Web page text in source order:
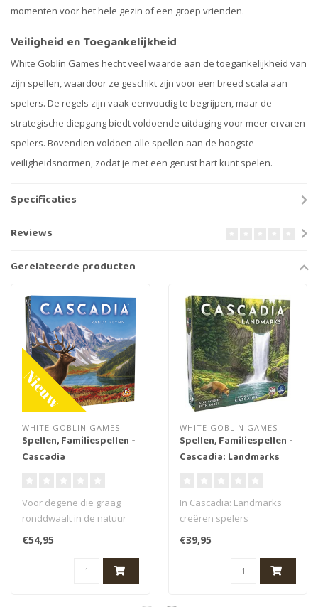
momenten voor het hele gezin of een groep vrienden.
Veiligheid en Toegankelijkheid
White Goblin Games hecht veel waarde aan de toegankelijkheid van
zijn spellen, waardoor ze geschikt zijn voor een breed scala aan
spelers. De regels zijn vaak eenvoudig te begrijpen, maar de
strategische diepgang biedt voldoende uitdaging voor meer ervaren
spelers. Bovendien voldoen alle spellen aan de hoogste
veiligheidsnormen, zodat je met een gerust hart kunt spelen.
Specificaties
Reviews
Gerelateerde producten
WHITE GOBLIN GAMES
Spellen, Familiespellen -
Cascadia
Voor degene die graag
ronddwaalt in de natuur
en een groot dierenhart
€54,95
WHITE GOBLIN GAMES
Spellen, Familiespellen -
Cascadia: Landmarks
In Cascadia: Landmarks
creëren spelers
uitgestrekte habitats en
€39,95